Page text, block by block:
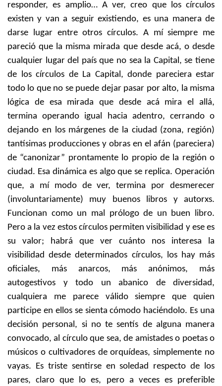
responder, es amplio… A ver, creo que los círculos
existen y van a seguir existiendo, es una manera de
darse lugar entre otros círculos. A mí siempre me
pareció que la misma mirada que desde acá, o desde
cualquier lugar del país que no sea la Capital, se tiene
de los círculos de La Capital, donde pareciera estar
todo lo que no se puede dejar pasar por alto, la misma
lógica de esa mirada que desde acá mira el allá,
termina operando igual hacia adentro, cerrando o
dejando en los márgenes de la ciudad (zona, región)
tantísimas producciones y obras en el afán (pareciera)
de “canonizar” prontamente lo propio de la región o
ciudad. Esa dinámica es algo que se replica. Operación
que, a mí modo de ver, termina por desmerecer
(involuntariamente) muy buenos libros y autorxs.
Funcionan como un mal prólogo de un buen libro.
Pero a la vez estos círculos permiten visibilidad y ese es
su valor; habrá que ver cuánto nos interesa la
visibilidad desde determinados círculos, los hay más
oficiales, más anarcos, más anónimos, más
autogestivos y todo un abanico de diversidad,
cualquiera me parece válido siempre que quien
participe en ellos se sienta cómodo haciéndolo. Es una
decisión personal, si no te sentís de alguna manera
convocado, al círculo que sea, de amistades o poetas o
músicos o cultivadores de orquídeas, simplemente no
vayas. Es triste sentirse en soledad respecto de los
pares, claro que lo es, pero a veces es preferible